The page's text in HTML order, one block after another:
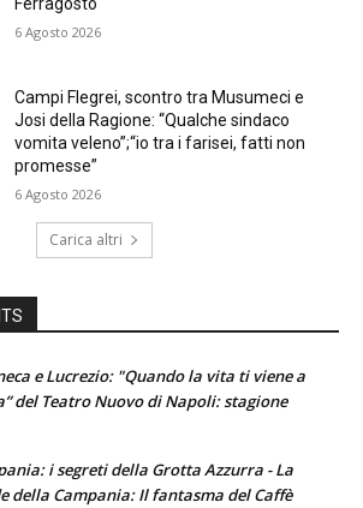
Ferragosto
6 Agosto 2026
Campi Flegrei, scontro tra Musumeci e
Josi della Ragione: “Qualche sindaco
vomita veleno”;“io tra i farisei, fatti non
promesse”
6 Agosto 2026
Carica altri
e Lucrezio: "Quando la vita ti viene a
del Teatro Nuovo di Napoli: stagione
i segreti della Grotta Azzurra - La
della Campania: Il fantasma del Caffè